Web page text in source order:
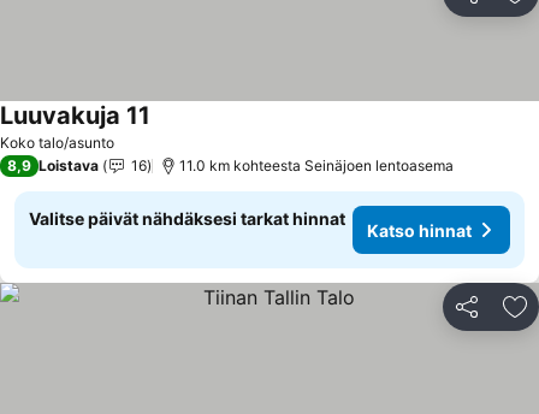
Koko talo/asunto
Luuvakuja 11
8,9 Loistava 16 11.0 km kohteesta Seinäjoen lentoasema
Valitse päivät nähdäksesi tarkat hinnat
Katso hinnat
Jaa